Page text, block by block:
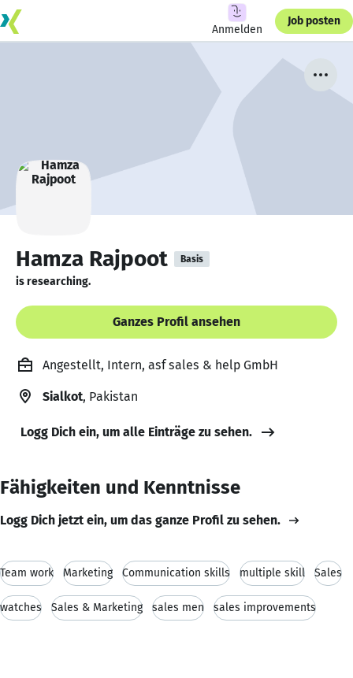
Anmelden
Job posten
Hamza Rajpoot Basis
is researching.
Ganzes Profil ansehen
Angestellt, Intern, asf sales & help GmbH
Sialkot, Pakistan
Logg Dich ein, um alle Einträge zu sehen.
Fähigkeiten und Kenntnisse
Logg Dich jetzt ein, um das ganze Profil zu sehen.
Team work Marketing Communication skills multiple skill Sales
watches Sales & Marketing sales men sales improvements